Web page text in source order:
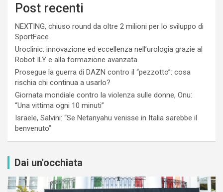
Post recenti
NEXTING, chiuso round da oltre 2 milioni per lo sviluppo di
SportFace
Uroclinic: innovazione ed eccellenza nell’urologia grazie al
Robot ILY e alla formazione avanzata
Prosegue la guerra di DAZN contro il “pezzotto”: cosa
rischia chi continua a usarlo?
Giornata mondiale contro la violenza sulle donne, Onu:
“Una vittima ogni 10 minuti”
Israele, Salvini: “Se Netanyahu venisse in Italia sarebbe il
benvenuto”
Dai un'occhiata